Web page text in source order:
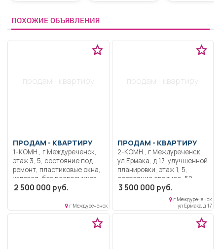
ПОХОЖИЕ ОБЪЯВЛЕНИЯ
продам - квартиру
ПРОДАМ - КВАРТИРУ
1-КОМН., г Междуреченск,
этаж 3, 5, состояние под
ремонт, пластиковые окна,
угловая, без посредников,
торг, без посредников по ул
2 500 000 руб.
г Междуреченск
продам - квартиру
ПРОДАМ - КВАРТИРУ
2-КОМН., г Междуреченск,
ул Ермака, д 17, улучшенной
планировки, этаж 1, 5,
состояние среднее, 52
кв.м, не угловая, без
3 500 000 руб.
г Междуреченск
ул Ермака, д 17